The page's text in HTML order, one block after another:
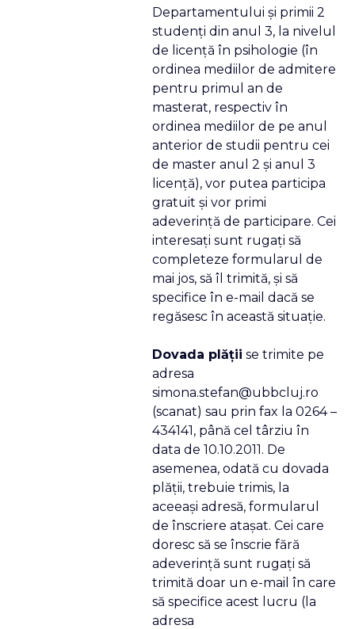
Departamentului şi primii 2
studenţi din anul 3, la nivelul
de licenţă în psihologie (în
ordinea mediilor de admitere
pentru primul an de
masterat, respectiv în
ordinea mediilor de pe anul
anterior de studii pentru cei
de master anul 2 şi anul 3
licenţă), vor putea participa
gratuit şi vor primi
adeverinţă de participare. Cei
interesaţi sunt rugaţi să
completeze formularul de
mai jos, să îl trimită, şi să
specifice în e-mail dacă se
regăsesc în această situaţie.
Dovada plăţii se trimite pe
adresa
simona.stefan@ubbcluj.ro
(scanat) sau prin fax la 0264 –
434141, până cel târziu în
data de 10.10.2011. De
asemenea, odată cu dovada
plăţii, trebuie trimis, la
aceeaşi adresă, formularul
de înscriere ataşat. Cei care
doresc să se înscrie fără
adeverinţă sunt rugaţi să
trimită doar un e-mail în care
să specifice acest lucru (la
adresa